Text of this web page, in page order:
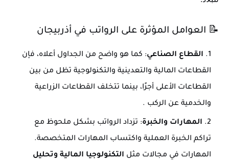
📝 العوامل المؤثرة على الرواتب في أذربيجان
القطاع الصناعي: كما هو واضح من الجداول أعلاه، فإن
القطاعات المالية والتعدينية والتكنولوجية تظل من بين
القطاعات الأعلى أجرًا، بينما تتخلف القطاعات الزراعية
والخدمية عن الركب .
المهارات والخبرة: تزداد الرواتب بشكل ملحوظ مع
تراكم الخبرة العملية واكتساب المهارات المتخصصة.
المهارات في مجالات مثل التكنولوجيا المالية وتحليل